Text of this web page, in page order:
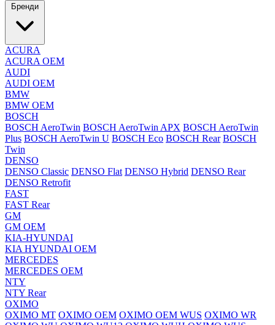
Бренди
ACURA
ACURA OEM
AUDI
AUDI OEM
BMW
BMW OEM
BOSCH
BOSCH AeroTwin BOSCH AeroTwin APX BOSCH AeroTwin
Plus BOSCH AeroTwin U BOSCH Eco BOSCH Rear BOSCH
Twin
DENSO
DENSO Classic DENSO Flat DENSO Hybrid DENSO Rear
DENSO Retrofit
FAST
FAST Rear
GM
GM OEM
KIA-HYUNDAI
KIA HYUNDAI OEM
MERCEDES
MERCEDES OEM
NTY
NTY Rear
OXIMO
OXIMO MT OXIMO OEM OXIMO OEM WUS OXIMO WR